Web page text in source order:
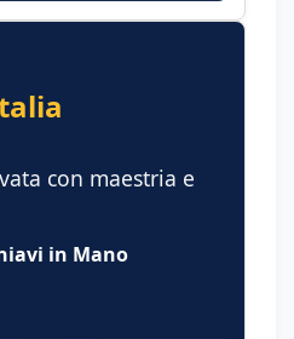
con maestria e
in Mano